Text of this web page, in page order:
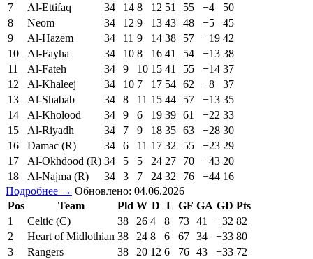
7
Al-Ettifaq 34 14 8 12 51 55 −4
50
8
Neom 34 12 9 13 43 48 −5
45
9
Al-Hazem 34 11 9 14 38 57 −19 42
10
Al-Fayha 34 10 8 16 41 54 −13 38
11
Al-Fateh 34 9 10 15 41 55 −14 37
12
Al-Khaleej 34 10 7 17 54 62 −8
37
13
Al-Shabab 34 8 11 15 44 57 −13 35
14
Al-Kholood 34 9 6 19 39 61 −22 33
15
Al-Riyadh 34 7 9 18 35 63 −28 30
16
Damac (R) 34 6 11 17 32 55 −23 29
17
Al-Okhdood (R) 34 5 5 24 27 70 −43 20
18
Al-Najma (R) 34 3 7 24 32 76 −44 16
Подробнее → Обновлено: 04.06.2026
Pos
Team Pld W D L GF GA GD Pts
1
Celtic (C) 38 26 4 8 73 41 +32 82
2
Heart of Midlothian 38 24 8 6 67 34 +33 80
3
Rangers 38 20 12 6 76 43 +33 72